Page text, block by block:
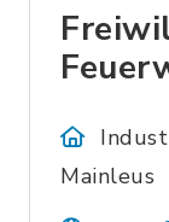
Mainleus